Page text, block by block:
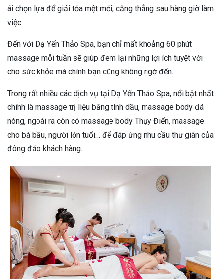
ái chọn lựa để giải tỏa mệt mỏi, căng thẳng sau hàng giờ làm
việc.
Đến với Dạ Yến Thảo Spa, bạn chỉ mất khoảng 60 phút
massage mỗi tuần sẽ giúp đem lại những lợi ích tuyệt vời
cho sức khỏe mà chính bạn cũng không ngờ đến.
Trong rất nhiều các dịch vụ tại Dạ Yến Thảo Spa, nổi bật nhất
chính là massage trị liệu bằng tinh dầu, massage body đá
nóng, ngoài ra còn có massage body Thụy Điển, massage
cho bà bầu, người lớn tuổi… để đáp ứng nhu cầu thư giãn của
đông đảo khách hàng.